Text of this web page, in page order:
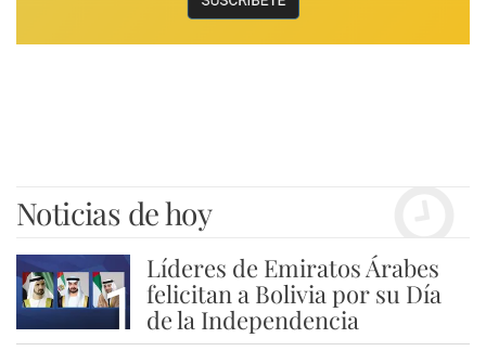
Noticias de hoy
1
Líderes de Emiratos Árabes
felicitan a Bolivia por su Día
de la Independencia